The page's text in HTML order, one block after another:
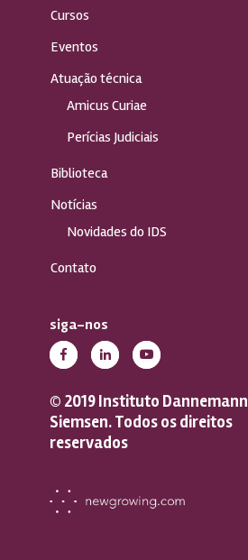
Cursos
Eventos
Atuação técnica
Amicus Curiae
Perícias Judiciais
Biblioteca
Notícias
Novidades do IDS
Contato
siga-nos
© 2019 Instituto Dannemann
Siemsen. Todos os direitos
reservados